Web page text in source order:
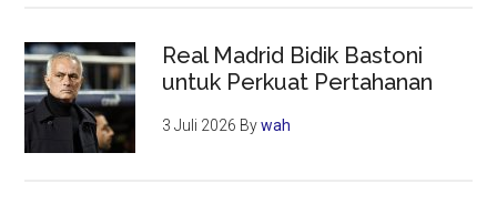
Real Madrid Bidik Bastoni
untuk Perkuat Pertahanan
3 Juli 2026 Bywah